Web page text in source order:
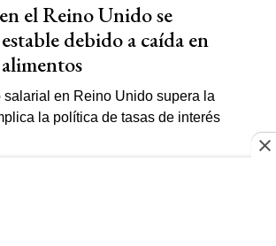
el Reino Unido se
debido a caída en